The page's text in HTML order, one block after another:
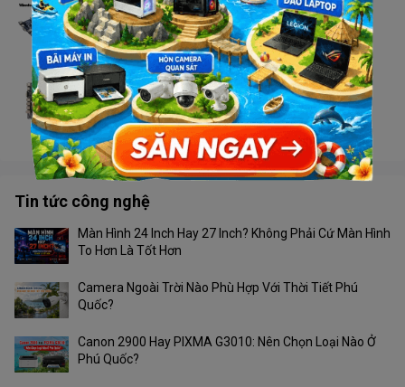
Main Winnfox H510 (SK 1200)
Liên hệ
Main Winnfox H81 (SK 1150)
Liên hệ
Tin tức công nghệ
Màn Hình 24 Inch Hay 27 Inch? Không Phải Cứ Màn Hình
To Hơn Là Tốt Hơn
Camera Ngoài Trời Nào Phù Hợp Với Thời Tiết Phú
Quốc?
Canon 2900 Hay PIXMA G3010: Nên Chọn Loại Nào Ở
Phú Quốc?